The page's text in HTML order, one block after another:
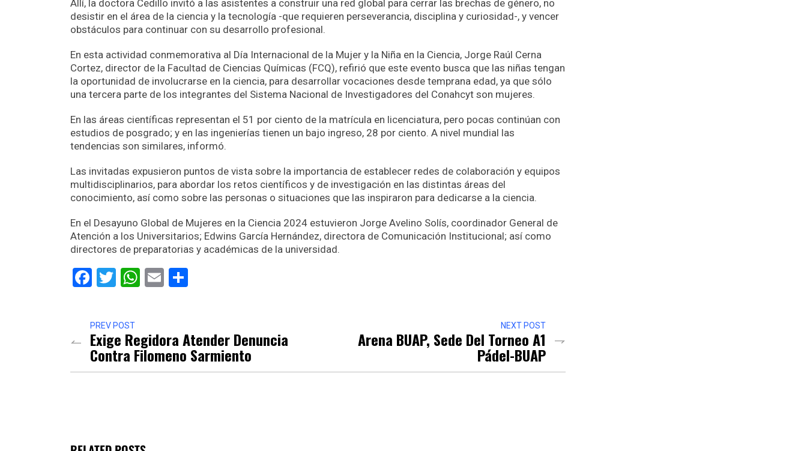
Allí, la doctora Cedillo invitó a las asistentes a construir una red global para cerrar las brechas de género, no
desistir en el área de la ciencia y la tecnología -que requieren perseverancia, disciplina y curiosidad-, y vencer
obstáculos para continuar con su desarrollo profesional.
En esta actividad conmemorativa al Día Internacional de la Mujer y la Niña en la Ciencia, Jorge Raúl Cerna
Cortez, director de la Facultad de Ciencias Químicas (FCQ), refirió que este evento busca que las niñas tengan
la oportunidad de involucrarse en la ciencia, para desarrollar vocaciones desde temprana edad, ya que sólo
una tercera parte de los integrantes del Sistema Nacional de Investigadores del Conahcyt son mujeres.
En las áreas científicas representan el 51 por ciento de la matrícula en licenciatura, pero pocas continúan con
estudios de posgrado; y en las ingenierías tienen un bajo ingreso, 28 por ciento. A nivel mundial las
tendencias son similares, informó.
Las invitadas expusieron puntos de vista sobre la importancia de establecer redes de colaboración y equipos
multidisciplinarios, para abordar los retos científicos y de investigación en las distintas áreas del
conocimiento, así como sobre las personas o situaciones que las inspiraron para dedicarse a la ciencia.
En el Desayuno Global de Mujeres en la Ciencia 2024 estuvieron Jorge Avelino Solís, coordinador General de
Atención a los Universitarios; Edwins García Hernández, directora de Comunicación Institucional; así como
directores de preparatorias y académicas de la universidad.
Facebook
Twitter
WhatsApp
Email
PREV POST
Exige Regidora Atender Denuncia
Contra Filomeno Sarmiento
NEXT POST
Arena BUAP, Sede Del Torneo A1
Pádel-BUAP